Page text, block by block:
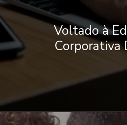
Voltado à
Corporativa